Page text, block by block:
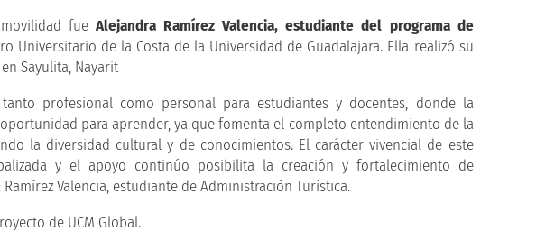
movilidad fueAlejandra Ramírez Valencia, estudiante del programa de
Universitario de la Costa de la Universidad de Guadalajara. Ella realizó su
Sayulita, Nayarit
profesional como personal para estudiantes y docentes, donde la
para aprender, ya que fomenta el completo entendimiento de la
la diversidad cultural y de conocimientos. El carácter vivencial de este
y el apoyo continúo posibilita la creación y fortalecimiento de
Valencia, estudiante de Administración Turística.
de UCM Global.